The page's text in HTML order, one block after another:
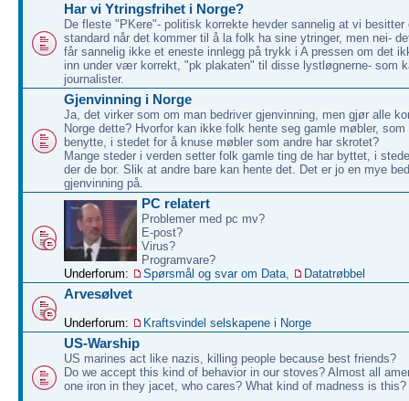
Har vi Ytringsfrihet i Norge?
De fleste "PKere"- politisk korrekte hevder sannelig at vi besitter
standard når det kommer til å la folk ha sine ytringer, men nei-
får sannelig ikke et eneste innlegg på trykk i A pressen om det
inn under vær korrekt, "pk plakaten" til disse lystløgnerne- som
journalister.
Gjenvinning i Norge
Ja, det virker som om man bedriver gjenvinning, men gjør alle
Norge dette? Hvorfor kan ikke folk hente seg gamle møbler, som
benytte, i stedet for å knuse møbler som andre har skrotet?
Mange steder i verden setter folk gamle ting de har byttet, i
der de bor. Slik at andre bare kan hente det. Det er jo en mye
gjenvinning på.
PC relatert
Problemer med pc mv?
E-post?
Virus?
Programvare?
Underforum:
Spørsmål og svar om Data, Datatrøbbel
Arvesølvet
Underforum: Kraftsvindel selskapene i Norge
US-Warship
US marines act like nazis, killing people because best friends?
Do we accept this kind of behavior in our stoves? Almost all
one iron in they jacet, who cares? What kind of madness is this?